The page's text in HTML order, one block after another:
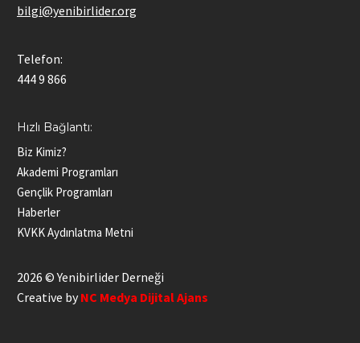
bilgi@yenibirlider.org
Telefon:
444 9 866
Hızlı Bağlantı:
Biz Kimiz?
Akademi Programları
Gençlik Programları
Haberler
KVKK Aydınlatma Metni
2026 © Yenibirlider Derneği
Creative by NC Medya Dijital Ajans